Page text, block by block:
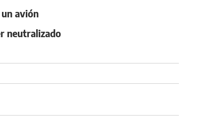
avión
neutralizado